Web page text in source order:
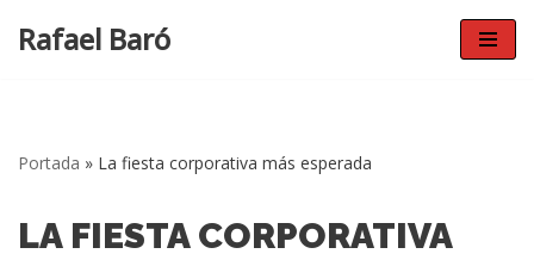
Rafael Baró
Portada » La fiesta corporativa más esperada
LA FIESTA CORPORATIVA